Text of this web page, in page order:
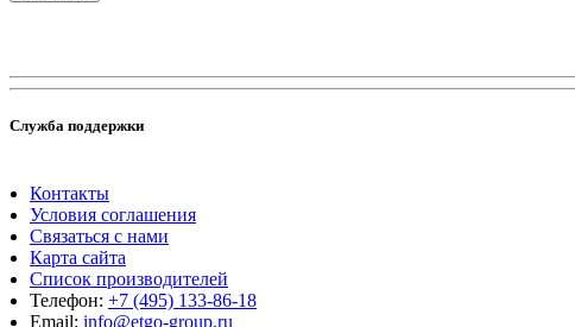
Служба поддержки
Контакты
Условия соглашения
Связаться с нами
Карта сайта
Список производителей
Телефон: +7 (495) 133-86-18
Email: info@etgo-group.ru